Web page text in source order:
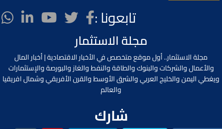
تابعونا :
مجلة الاستثمار
مجلة الاستثمار.. أول موقع متخصص في الأخبار الاقتصادية | أخبار المال
والأعمال والشركات والبنوك والطاقة والنفط والغاز والبورصة والإستثمارات
ويغطي اليمن والخليج العربي والشرق الأوسط والقرن الأفريقي وشمال افريقيا
والعالم
شارك